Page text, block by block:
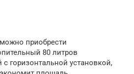
приобрести
80 литров
горизонтальной установкой,